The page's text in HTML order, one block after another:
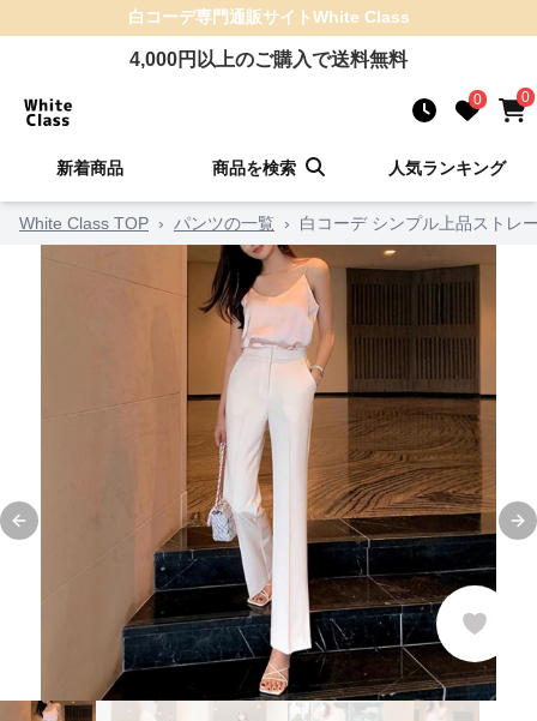
白コーデ専門通販サイトWhite Class
4,000円以上のご購入で送料無料
0 0
新着商品 商品を検索 人気ランキング
×
新規ユーザー限定クーポ
ン！
期間限定! 10%OFFクーポン
取得後、決済画面で自動適用さ
BPHDEX2S
クーポンを取得
する
White Class TOP › パンツの一覧 › 白コーデ シンプル上品ストレ
Previous slide